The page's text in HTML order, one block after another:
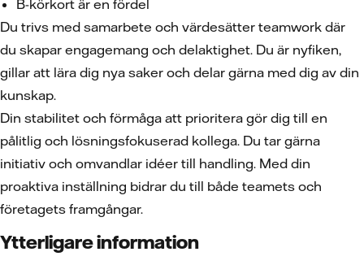
B-körkort är en fördel
Du trivs med samarbete och värdesätter teamwork där
du skapar engagemang och delaktighet. Du är nyfiken,
gillar att lära dig nya saker och delar gärna med dig av din
kunskap.
Din stabilitet och förmåga att prioritera gör dig till en
pålitlig och lösningsfokuserad kollega. Du tar gärna
initiativ och omvandlar idéer till handling. Med din
proaktiva inställning bidrar du till både teamets och
företagets framgångar.
Ytterligare information